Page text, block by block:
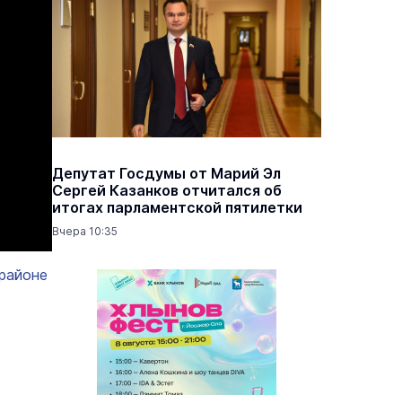
Депутат Госдумы от Марий Эл
Сергей Казанков отчитался об
итогах парламентской пятилетки
Вчера 10:35